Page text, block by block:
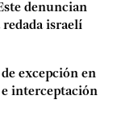
denuncian
redada israelí
excepción en
interceptación